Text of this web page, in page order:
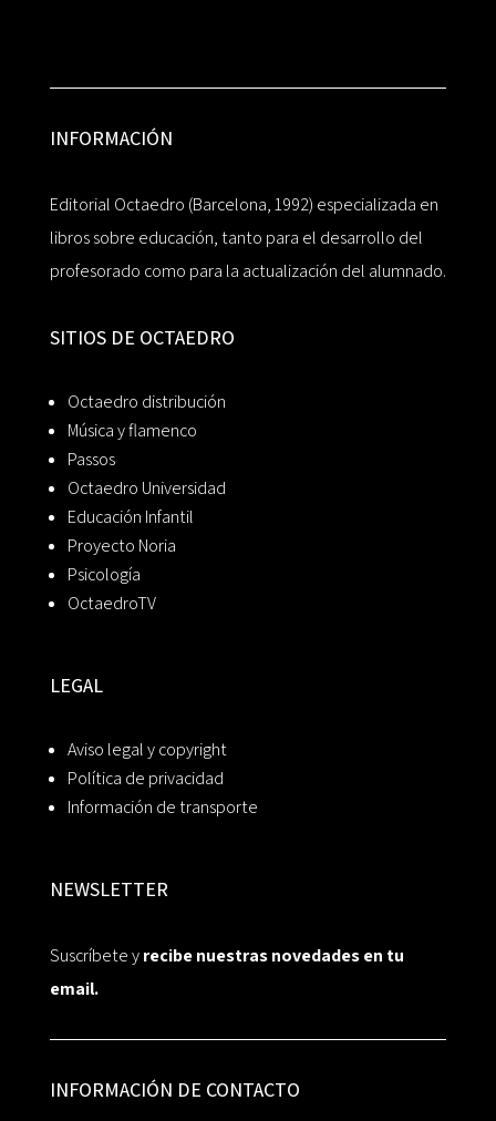
INFORMACIÓN
Editorial Octaedro (Barcelona, 1992) especializada en
libros sobre educación, tanto para el desarrollo del
profesorado como para la actualización del alumnado.
SITIOS DE OCTAEDRO
Octaedro distribución
Música y flamenco
Passos
Octaedro Universidad
Educación Infantil
Proyecto Noria
Psicología
OctaedroTV
LEGAL
Aviso legal y copyright
Política de privacidad
Información de transporte
NEWSLETTER
Suscríbete yrecibe nuestras novedades en tu
email.
INFORMACIÓN DE CONTACTO